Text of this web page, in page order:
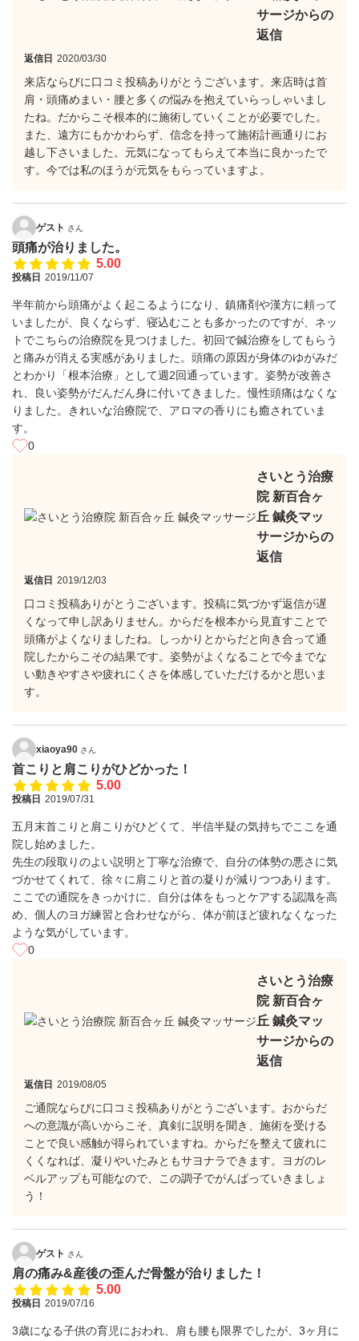
サージからの
返信
返信日 2020/03/30
来店ならびに口コミ投稿ありがとうございます。来店時は首
肩・頭痛めまい・腰と多くの悩みを抱えていらっしゃいまし
たね。だからこそ根本的に施術していくことが必要でした。
また、遠方にもかかわらず、信念を持って施術計画通りにお
越し下さいました。元気になってもらえて本当に良かったで
す。今では私のほうが元気をもらっていますよ。
ゲスト さん
頭痛が治りました。
5.00
投稿日 2019/11/07
半年前から頭痛がよく起こるようになり、鎮痛剤や漢方に頼って
いましたが、良くならず、寝込むことも多かったのですが、ネッ
トでこちらの治療院を見つけました。初回で鍼治療をしてもらう
と痛みが消える実感がありました。頭痛の原因が身体のゆがみだ
とわかり「根本治療」として週2回通っています。姿勢が改善さ
れ、良い姿勢がだんだん身に付いてきました。慢性頭痛はなくな
りました。きれいな治療院で、アロマの香りにも癒されていま
す。
0
さいとう治療
院 新百合ヶ
丘 鍼灸マッ
サージからの
返信
返信日 2019/12/03
口コミ投稿ありがとうございます。投稿に気づかず返信が遅
くなって申し訳ありません。からだを根本から見直すことで
頭痛がよくなりましたね。しっかりとからだと向き合って通
院したからこその結果です。姿勢がよくなることで今までな
い動きやすさや疲れにくさを体感していただけるかと思いま
す。
xiaoya90 さん
首こりと肩こりがひどかった！
5.00
投稿日 2019/07/31
五月末首こりと肩こりがひどくて、半信半疑の気持ちでここを通
院し始めました。
先生の段取りのよい説明と丁寧な治療で、自分の体勢の悪さに気
づかせてくれて、徐々に肩こりと首の凝りが減りつつあります。
ここでの通院をきっかけに、自分は体をもっとケアする認識を高
め、個人のヨガ練習と合わせながら、体が前ほど疲れなくなった
ような気がしています。
0
さいとう治療
院 新百合ヶ
丘 鍼灸マッ
サージからの
返信
返信日 2019/08/05
ご通院ならびに口コミ投稿ありがとうございます。おからだ
への意識が高いからこそ、真剣に説明を聞き、施術を受ける
ことで良い感触が得られていますね。からだを整えて疲れに
くくなれば、凝りやいたみともサヨナラできます。ヨガのレ
ベルアップも可能なので、この調子でがんばっていきましょ
う！
ゲスト さん
肩の痛み&産後の歪んだ骨盤が治りました！
5.00
投稿日 2019/07/16
3歳になる子供の育児におわれ、肩も腰も限界でしたが、3ヶ月に